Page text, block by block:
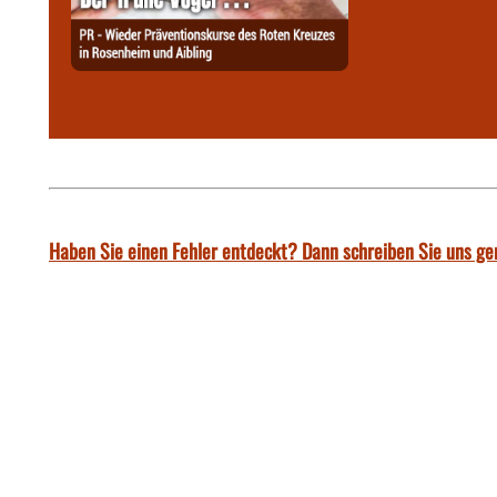
Haben Sie einen Fehler entdeckt? Dann schreiben Sie uns